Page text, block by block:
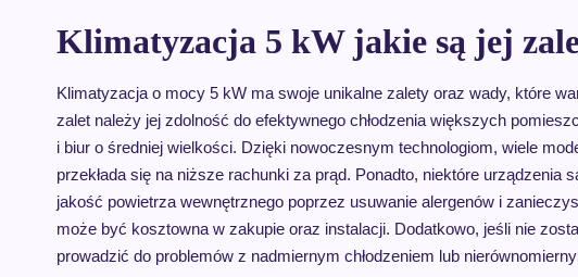
Klimatyzacja 5 kW jakie są jej
Klimatyzacja o mocy 5 kW ma swoje unikalne zalety oraz wady, które
zalet należy jej zdolność do efektywnego chłodzenia większych
i biur o średniej wielkości. Dzięki nowoczesnym technologiom, wiele
przekłada się na niższe rachunki za prąd. Ponadto, niektóre urządzenia
jakość powietrza wewnętrznego poprzez usuwanie alergenów i
może być kosztowna w zakupie oraz instalacji. Dodatkowo, jeśli nie
prowadzić do problemów z nadmiernym chłodzeniem lub